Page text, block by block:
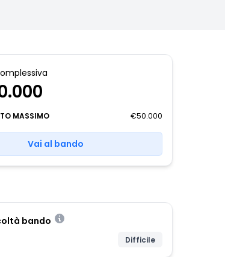
MASSIMO €50.000
Vai al bando
bando
Difficile